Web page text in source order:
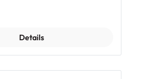
Details